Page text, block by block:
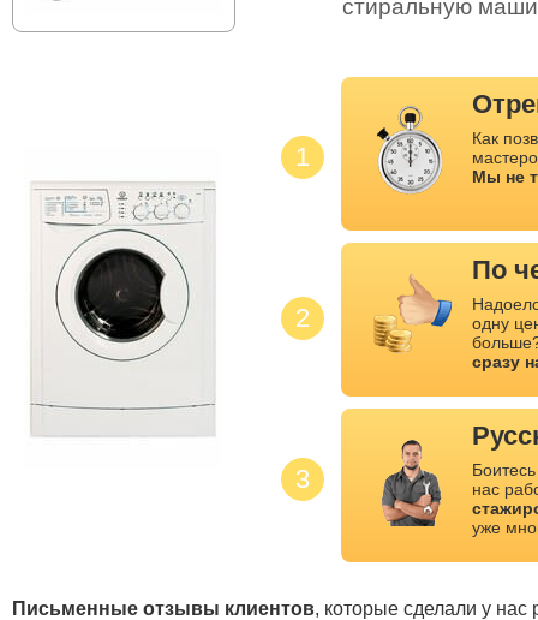
стиральную
1
2
3
Как
Мы не
По
одну
сразу
нас
уже
Письменные отзывы клиентов, которые сделали у нас